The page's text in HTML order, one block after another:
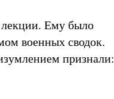
лекции. Ему было
военных сводок.
признали: